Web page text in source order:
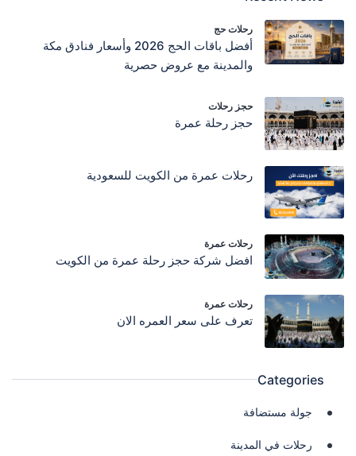
رحلات حج
أفضل باقات الحج 2026 وأسعار فنادق مكة
والمدينة مع عروض حصرية
حجز رحلات
حجز رحلة عمرة
رحلات عمرة من الكويت للسعودية
رحلات عمرة
افضل شركة حجز رحلة عمرة من الكويت
رحلات عمرة
تعرف على سعر العمره الان
Categories
جولة مستضافة
رحلات في المدينة